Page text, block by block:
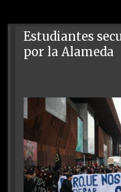
Estudiantes
por la Alameda